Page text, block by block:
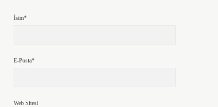
İsim*
E-Posta*
Web Sitesi